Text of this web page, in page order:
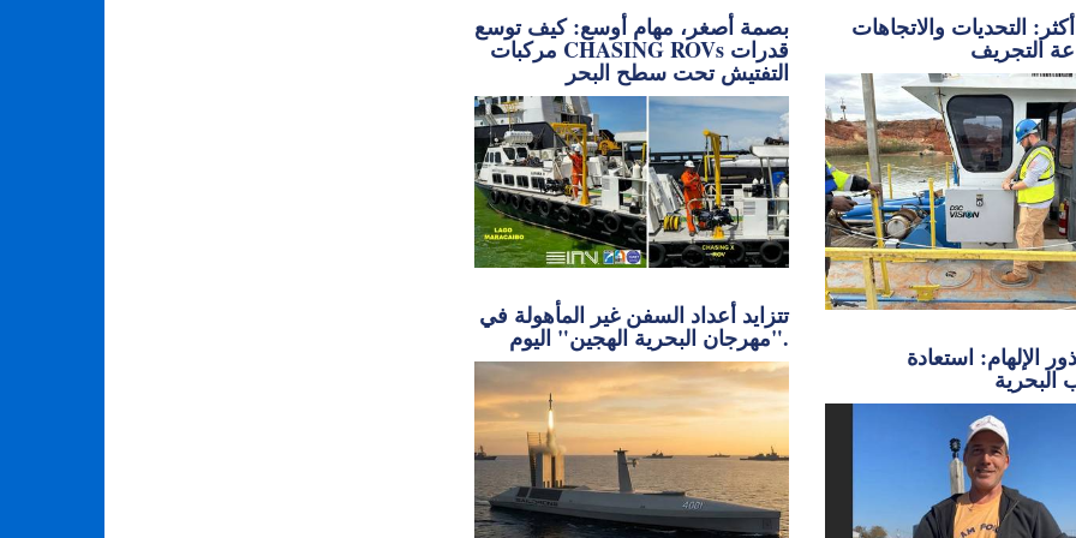
بصمة أصغر، مهام أوسع: كيف توسع
مركبات CHASING ROVs قدرات
التفتيش تحت سطح البحر
تتزايد أعداد السفن غير المأهولة في
"مهرجان البحرية الهجين" اليوم.
التحديات والاتجاهات
التجريف
الإلهام: استعادة
البحرية